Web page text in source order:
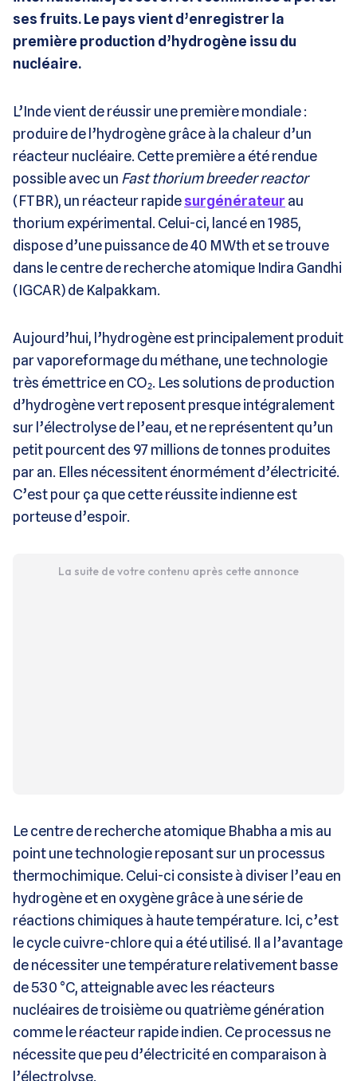
ses fruits. Le pays vient d’enregistrer la
première production d’hydrogène issu du
nucléaire.
L’Inde vient de réussir une première mondiale :
produire de l’hydrogène grâce à la chaleur d’un
réacteur nucléaire. Cette première a été rendue
possible avec un Fast thorium breeder reactor
(FTBR), un réacteur rapidesurgénérateur au
thorium expérimental. Celui-ci, lancé en 1985,
dispose d’une puissance de 40 MWth et se trouve
dans le centre de recherche atomique Indira Gandhi
(IGCAR) de Kalpakkam.
Aujourd’hui, l’hydrogène est principalement produit
par vaporeformage du méthane, une technologie
très émettrice en CO₂. Les solutions de production
d’hydrogène vert reposent presque intégralement
sur l’électrolyse de l’eau, et ne représentent qu’un
petit pourcent des 97 millions de tonnes produites
par an. Elles nécessitent énormément d’électricité.
C’est pour ça que cette réussite indienne est
porteuse d’espoir.
La suite de votre contenu après cette annonce
Le centre de recherche atomique Bhabha a mis au
point une technologie reposant sur un processus
thermochimique. Celui-ci consiste à diviser l’eau en
hydrogène et en oxygène grâce à une série de
réactions chimiques à haute température. Ici, c’est
le cycle cuivre-chlore qui a été utilisé. Il a l’avantage
de nécessiter une température relativement basse
de 530 °C, atteignable avec les réacteurs
nucléaires de troisième ou quatrième génération
comme le réacteur rapide indien. Ce processus ne
nécessite que peu d’électricité en comparaison à
l’électrolyse.